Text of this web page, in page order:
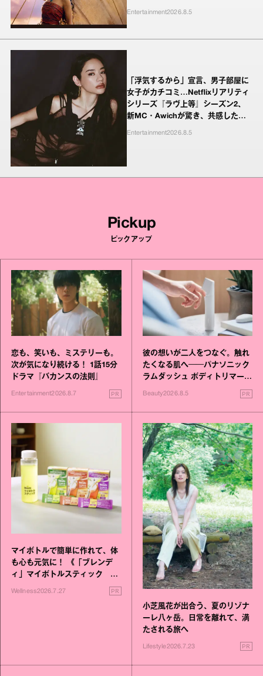
Entertainment2026.8.5
「浮気するから」宣言、男子部屋に
女子がカチコミ…Netflixリアリティ
シリーズ『ラヴ上等』シーズン2、
新MC・Awichが驚き、共感したヤ
Entertainment2026.8.5
Pickup
ピックアップ
恋も、笑いも、ミステリーも。
次が気になり続ける！ 1話15分
ドラマ『バカンスの法則』
Entertainment2026.8.7 PR
彼の想いが二人をつなぐ。触れ
たくなる肌へ──パナソニック
ラムダッシュ ボディトリマーが
Beauty2026.8.5 PR
マイボトルで簡単に作れて、体
も心も元気に！ 《「ブレンデ
ィ」マイボトルスティック い
いこと毎日》シリーズが誕生
Wellness2026.7.27 PR
小芝風花が出合う、夏のリゾナ
ーレ八ヶ岳。日常を離れて、満
たされる旅へ
Lifestyle2026.7.23 PR